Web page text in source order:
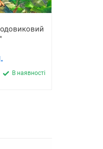
В наявності